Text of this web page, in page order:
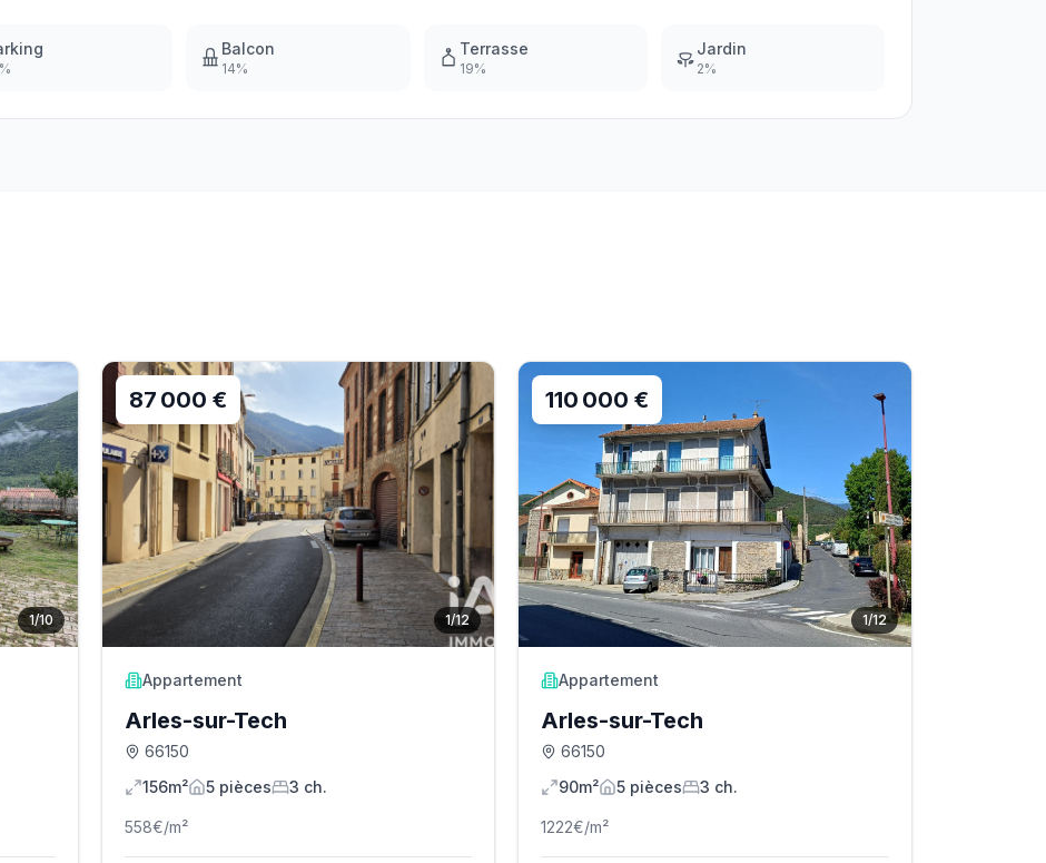
%
Balcon
14%
Terrasse
19%
Jardin
2%
1/10 1/12
87 000 €
Appartement
Arles-sur-Tech
66150
156m²
5pièces 3 ch.
558€/m²
1/12
110 000 €
Appartement
Arles-sur-Tech
66150
90m²
5 pièces 3 ch.
1222€/m²